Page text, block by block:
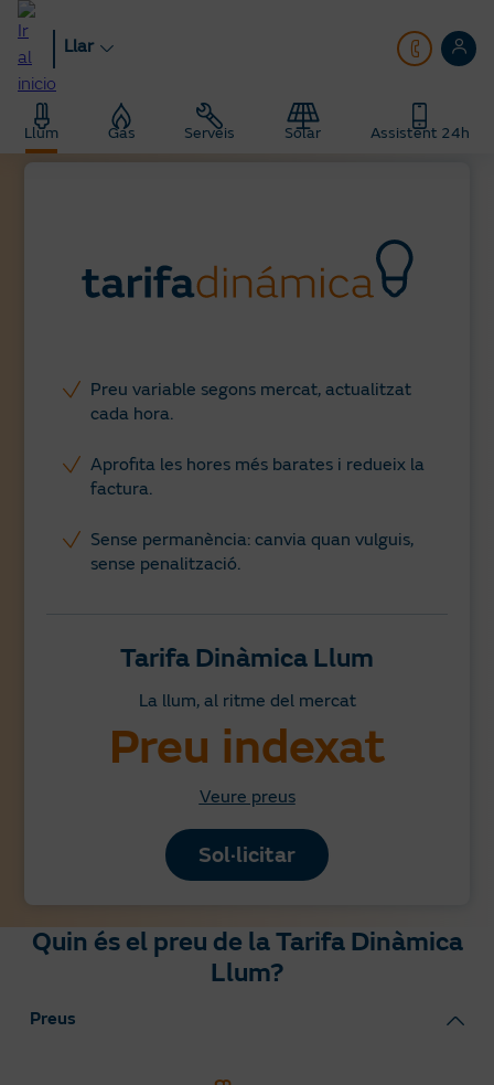
Anar
contingut
principal
Llar
Llum Gas Serveis Solar Assistent 24h
Llar Tarifa Dinàmica Llum
Preu variable segons mercat, actualitzat
cada hora.
Aprofita les hores més barates i redueix la
factura.
Sense permanència: canvia quan vulguis,
sense penalització.
Tarifa Dinàmica Llum
La llum, al ritme del mercat
Preu indexat
Veure preus
Sol·licitar
Quin és el preu de la Tarifa Dinàmica
Llum?
Preus